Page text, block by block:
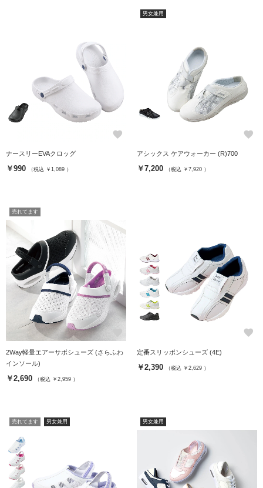
favorite
ナースリーEVAクロッグ
￥990 （税込 ￥1,089 ）
男女兼用
favorite
アシックス ケアウォーカー (R)700
￥7,200 （税込 ￥7,920 ）
売れてます
2Way軽量エアーサボシューズ (さらふわ
インソール)
￥2,690 （税込 ￥2,959 ）
favorite
定番スリッポンシューズ (4E)
￥2,390 （税込 ￥2,629 ）
売れてます 男女兼用 男女兼用